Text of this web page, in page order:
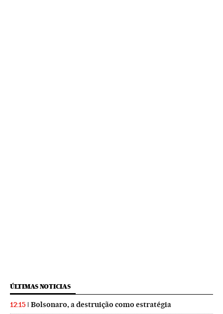
ÚLTIMAS NOTICIAS
12:15 Bolsonaro, a destruição como estratégia